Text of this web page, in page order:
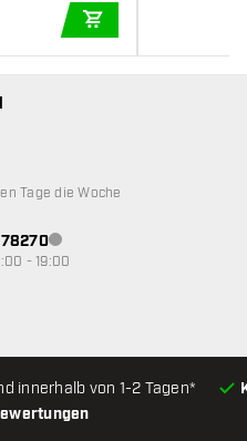
innerhalb von 1-2 Tagen*
nicht verfügbar
Tage die Woche
Kundenservice nicht
- 19:00